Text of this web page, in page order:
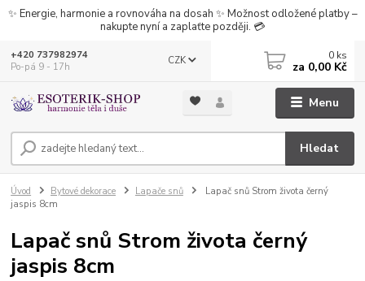
✨ Energie, harmonie a rovnováha na dosah ✨ Možnost odložené platby –
nakupte nyní a zaplaťte později. 💳
Menu
CZK
Hledat
+420 737982974
Po-pá 9 - 17h
0 ks
za 0,00 Kč
Úvod Bytové dekorace Lapače snů
Lapač snů Strom života černý
jaspis 8cm
Lapač snů Strom života černý
jaspis 8cm